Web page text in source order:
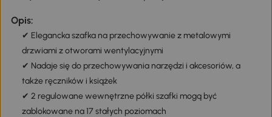
Opis:
✔ Elegancka szafka na przechowywanie z metalowymi
drzwiami z otworami wentylacyjnymi
✔ Nadaje się do przechowywania narzędzi i akcesoriów, a
także ręczników i książek
✔ 2 regulowane wewnętrzne półki szafki mogą być
zablokowane na 17 stałych poziomach